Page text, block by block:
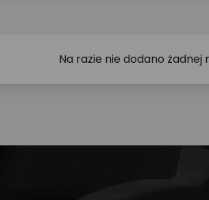
Na razie nie dodano żadnej